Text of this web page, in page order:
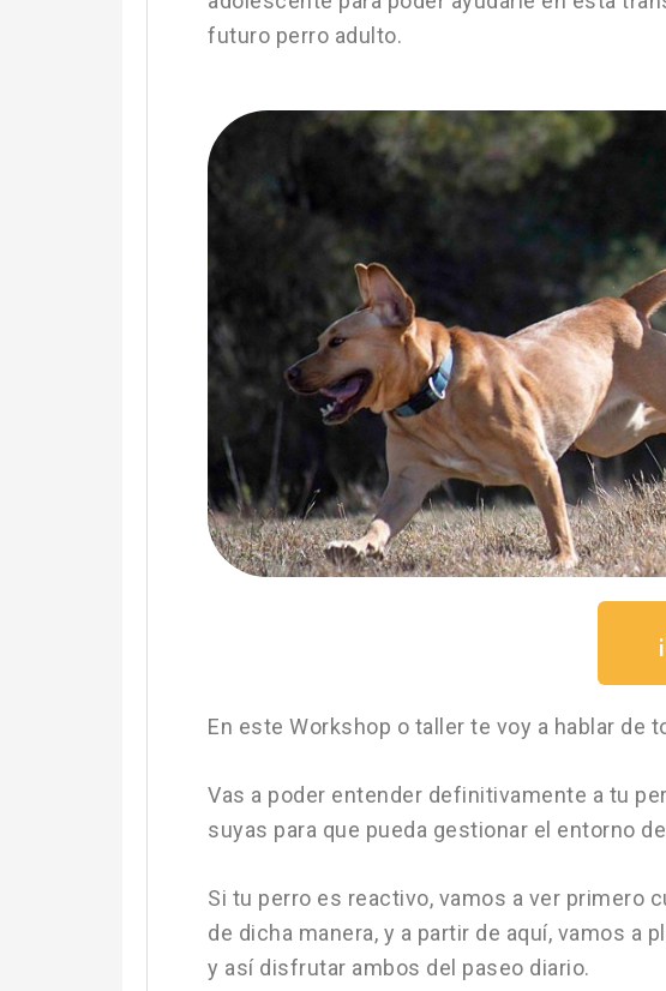
futuro perro adulto.
En este Workshop o taller te voy a hablar de
Vas a poder entender definitivamente a tu
suyas para que pueda gestionar el entorno
Si tu perro es reactivo, vamos a ver primero
de dicha manera, y a partir de aquí, vamos a
y así disfrutar ambos del paseo diario.